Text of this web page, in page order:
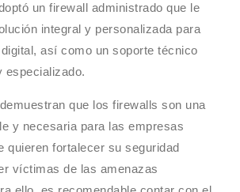
un firewall administrado que le
integral y personalizada para
así como un soporte técnico
especializado.
que los firewalls son una
y necesaria para las empresas
quieren fortalecer su seguridad
víctimas de las amenazas